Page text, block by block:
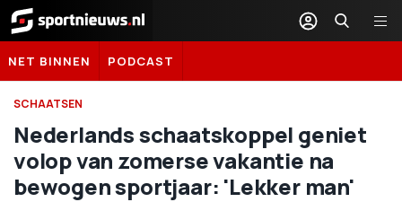
Sportnieuws.nl
NET BINNEN PODCAST
SCHAATSEN
Nederlands schaatskoppel geniet
volop van zomerse vakantie na
bewogen sportjaar: 'Lekker man'